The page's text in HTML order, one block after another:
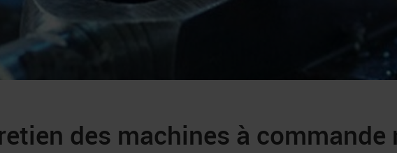
des machines à commande